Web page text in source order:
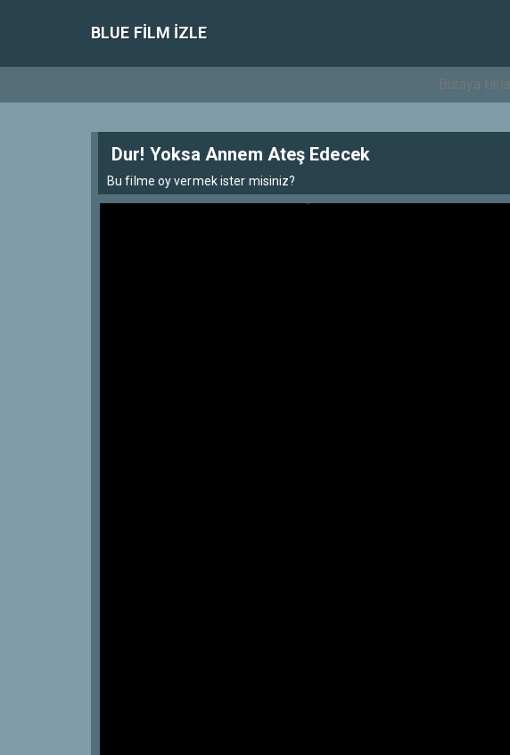
BLUE FILM IZLE
Dur! Yoksa Annem Ateş Edecek
Bu filme oy vermek ister misiniz?